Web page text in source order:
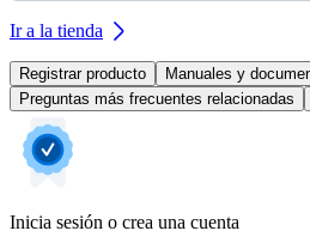
Ir a la tienda
Registrar producto
Manuales y
Preguntas más frecuentes relacionadas
Inicia sesión o crea una cuenta